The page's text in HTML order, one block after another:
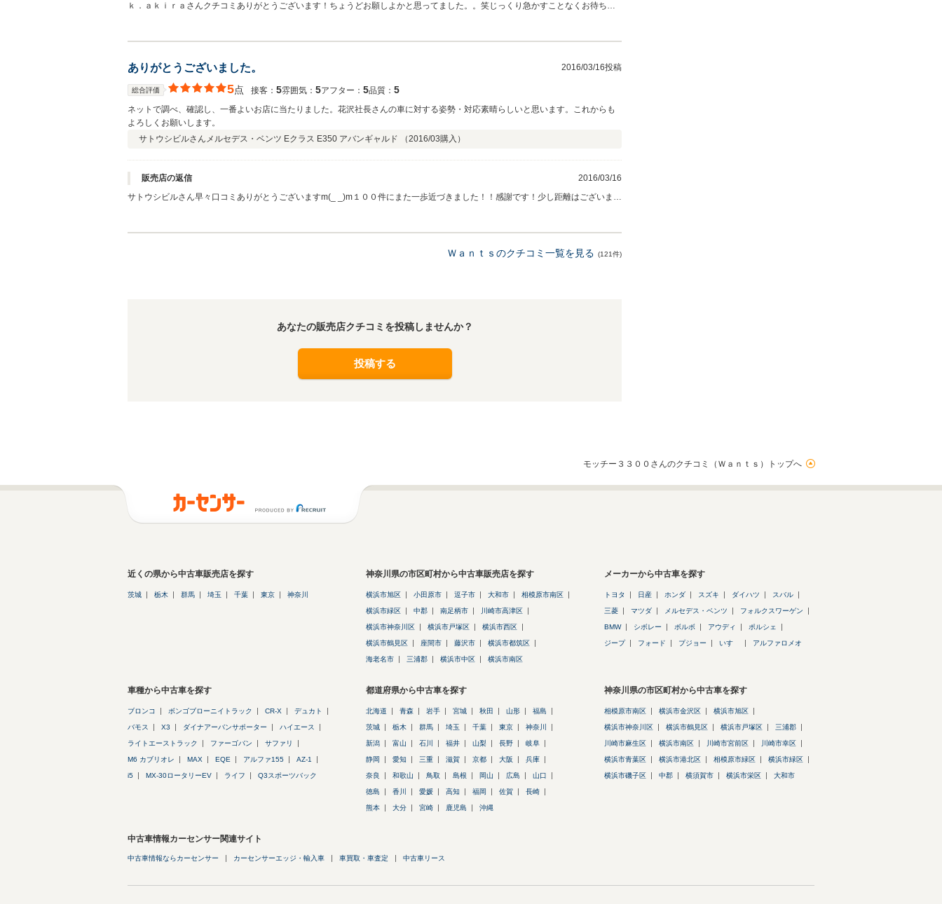
ｋ．ａｋｉｒａさんクチコミありがとうございます！ちょうどお願しよかと思ってました。。笑じっくり急かすことなくお待ち頂
ありがとうございました。 2016/03/16投稿
総合評価 5点 接客： 5雰囲気： 5アフター： 5品質： 5
ネットで調べ、確認し、一番よいお店に当たりました。花沢社長さんの車に対する姿勢・対応素晴らしいと思います。これからも
よろしくお願いします。
サトウシビルさん メルセデス・ベンツ Eクラス E350 アバンギャルド （2016/03購入）
販売店の返信
2016/03/16
サトウシビルさん早々口コミありがとうございますm(_ _)m１００件にまた一歩近づきました！！感謝です！少し距離はございます
Ｗａｎｔｓのクチコミ一覧を見る (121件)
あなたの販売店クチコミを投稿しませんか？
投稿する
モッチー３３００さんのクチコミ（Ｗａｎｔｓ）トップへ
近くの県から中古車販売店を探す
茨城 栃木 群馬 埼玉 千葉 東京 神奈川
神奈川県の市区町村から中古車販売店を探す
横浜市旭区 小田原市 逗子市 大和市 相模原市南区
横浜市緑区 中郡 南足柄市 川崎市高津区
横浜市神奈川区 横浜市戸塚区 横浜市西区
横浜市鶴見区 座間市 藤沢市 横浜市都筑区
海老名市 三浦郡 横浜市中区 横浜市南区
メーカーから中古車を探す
トヨタ 日産 ホンダ スズキ ダイハツ スバル
三菱 マツダ メルセデス・ベンツ フォルクスワーゲン
BMW シボレー ボルボ アウディ ポルシェ
ジープ フォード プジョー いすゞ アルファロメオ
車種から中古車を探す
ブロンコ ボンゴブローニイトラック CR-X デュカト
バモス X3 ダイナアーバンサポーター ハイエース
ライトエーストラック ファーゴバン サファリ
M6 カブリオレ MAX EQE アルファ155 AZ-1
i5 MX-30ロータリーEV ライフ Q3スポーツバック
都道府県から中古車を探す
北海道 青森 岩手 宮城 秋田 山形 福島
茨城 栃木 群馬 埼玉 千葉 東京 神奈川
新潟 富山 石川 福井 山梨 長野 岐阜
静岡 愛知 三重 滋賀 京都 大阪 兵庫
奈良 和歌山 鳥取 島根 岡山 広島 山口
徳島 香川 愛媛 高知 福岡 佐賀 長崎
熊本 大分 宮崎 鹿児島 沖縄
神奈川県の市区町村から中古車を探す
相模原市南区 横浜市金沢区 横浜市旭区
横浜市神奈川区 横浜市鶴見区 横浜市戸塚区 三浦郡
川崎市麻生区 横浜市南区 川崎市宮前区 川崎市幸区
横浜市青葉区 横浜市港北区 相模原市緑区 横浜市緑区
横浜市磯子区 中郡 横須賀市 横浜市栄区 大和市
中古車情報カーセンサー関連サイト
中古車情報ならカーセンサー カーセンサーエッジ・輸入車 車買取・車査定 中古車リース